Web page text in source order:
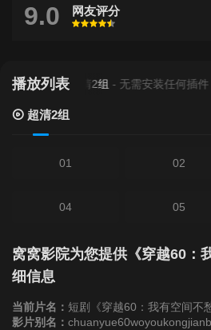
9.0 网友评分
很差
较差还行推荐力荐
播放列表
资源来源超清2组- 无需安装任何插件
超清2组
01 02
04 05
07 08
窝窝影院为您提供《穿越60：
细信息
当前片名： 短剧《穿越60：我有空间不
影片别名：